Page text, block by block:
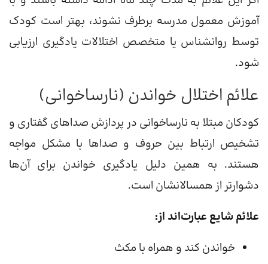
آموزش معمول مدرسه برطرف نشوند، بهتر است کودک
توسط روانشناس یا متخصص اختلالات یادگیری ارزیابی
شود.
علائم اختلال خواندن (نارساخوانی)
کودکان مبتلا به نارساخوانی در پردازش صداهای گفتاری و
تشخیص ارتباط بین حروف و صداها با مشکل مواجه
هستند. به همین دلیل یادگیری خواندن برای آن‌ها
دشوارتر از همسالانشان است.
علائم شایع عبارت‌اند از:
خواندن کند و همراه با مکث